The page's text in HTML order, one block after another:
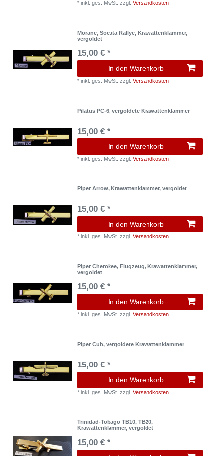
*inkl. ges. MwSt. zzgl.Versandkosten
Morane, Socata Rallye, Krawattenklammer,
vergoldet
15,00 € *
In den Warenkorb
*inkl. ges. MwSt. zzgl.Versandkosten
Pilatus PC-6, vergoldete Krawattenklammer
15,00 € *
In den Warenkorb
*inkl. ges. MwSt. zzgl.Versandkosten
Piper Arrow, Krawattenklammer, vergoldet
15,00 € *
In den Warenkorb
*inkl. ges. MwSt. zzgl.Versandkosten
Piper Cherokee, Flugzeug, Krawattenklammer,
vergoldet
15,00 € *
In den Warenkorb
*inkl. ges. MwSt. zzgl.Versandkosten
Piper Cub, vergoldete Krawattenklammer
15,00 € *
In den Warenkorb
*inkl. ges. MwSt. zzgl.Versandkosten
Trinidad-Tobago TB10, TB20,
Krawattenklammer, vergoldet
15,00 € *